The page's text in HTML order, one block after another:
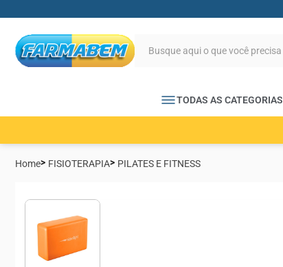
TODAS AS CATEGORIAS
Home FISIOTERAPIA PILATES E FITNESS